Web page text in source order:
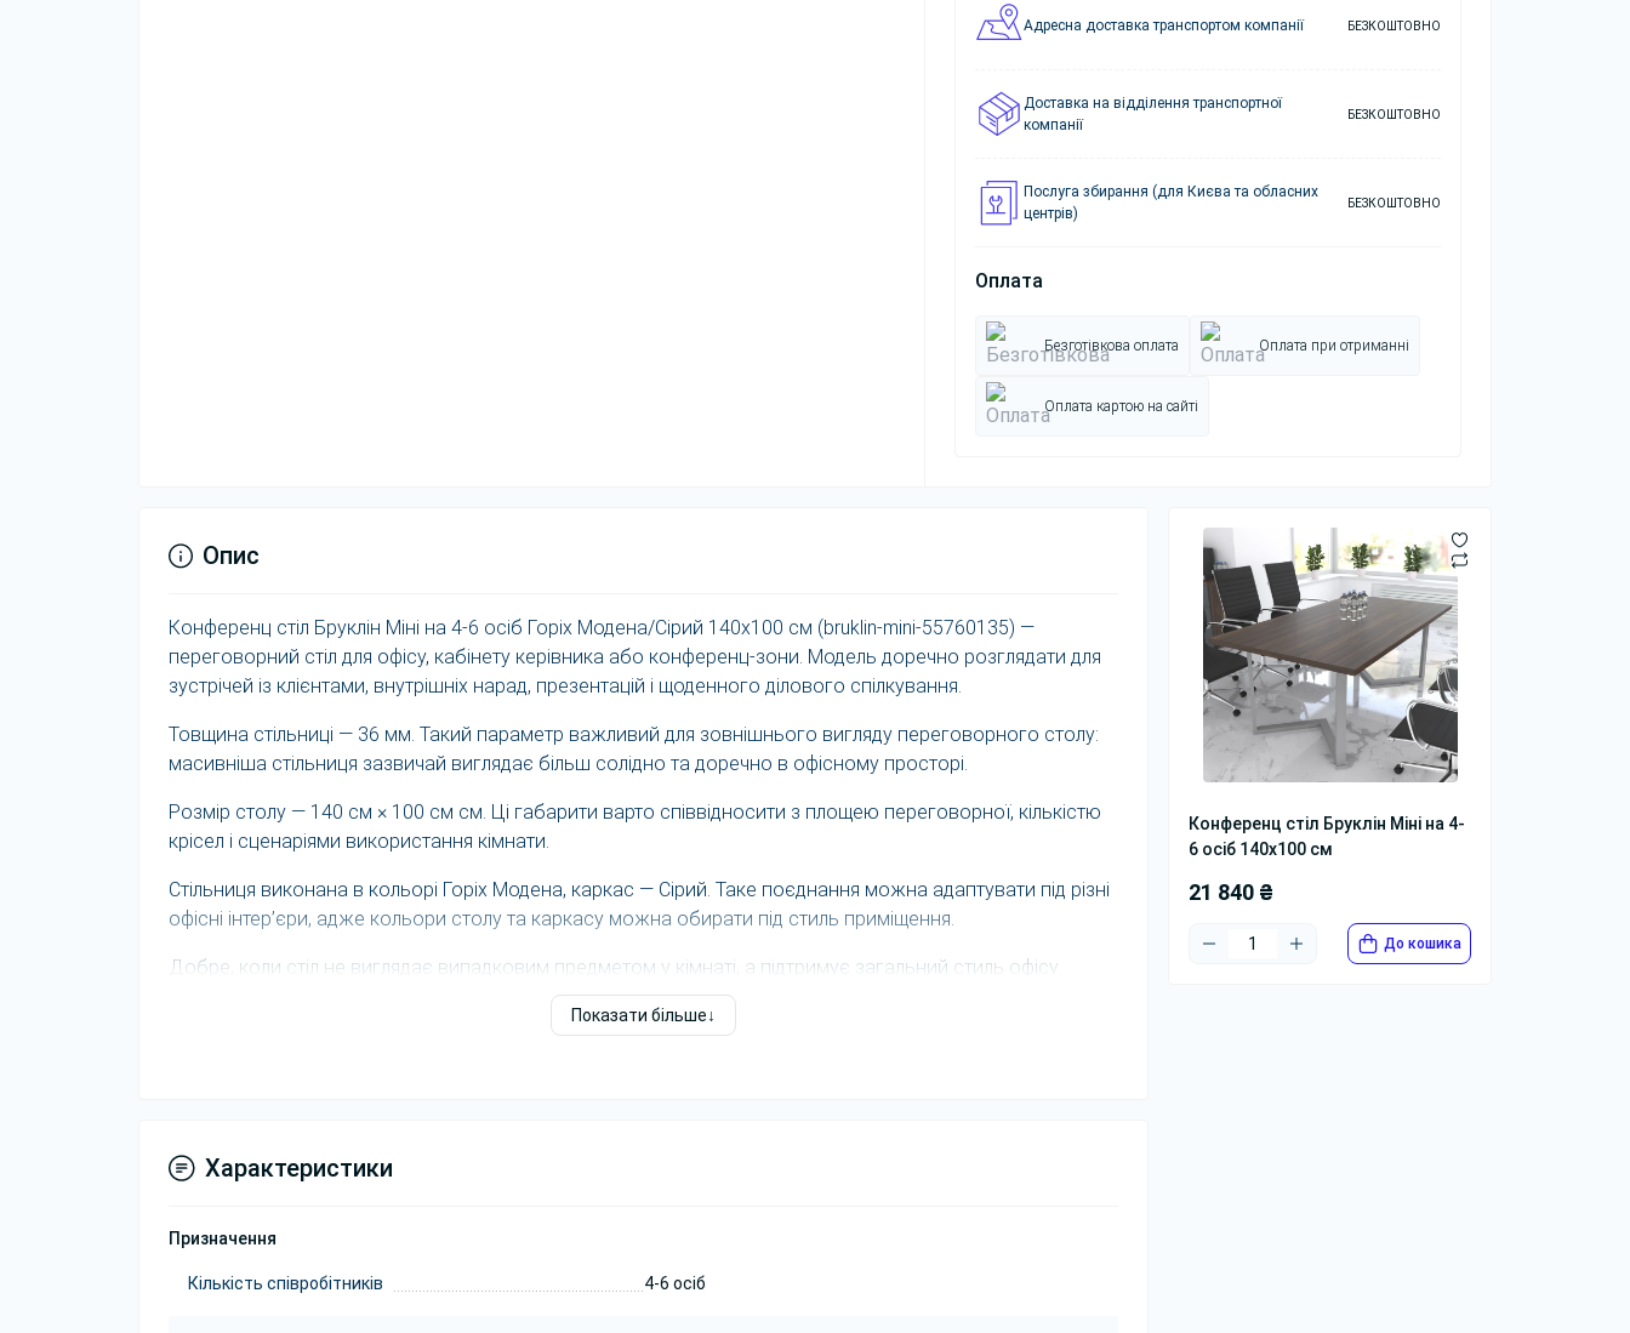
Адресна доставка транспортом компанії БЕЗКОШТОВНО
Доставка на відділення транспортної
компанії
БЕЗКОШТОВНО
Послуга збирання (для Києва та обласних
центрів)
БЕЗКОШТОВНО
Оплата
Безготівкова оплата Оплата при отриманні
Оплата картою на сайті
Конференц стіл Бруклін Міні на 4-
6 осіб 140x100 см
21 840 ₴
До кошика
Опис
Конференц стіл Бруклін Міні на 4-6 осіб Горіх Модена/Сірий 140x100 см (bruklin-mini-55760135) —
переговорний стіл для офісу, кабінету керівника або конференц-зони. Модель доречно розглядати для
зустрічей із клієнтами, внутрішніх нарад, презентацій і щоденного ділового спілкування.
Товщина стільниці — 36 мм. Такий параметр важливий для зовнішнього вигляду переговорного столу:
масивніша стільниця зазвичай виглядає більш солідно та доречно в офісному просторі.
Розмір столу — 140 см × 100 см см. Ці габарити варто співвідносити з площею переговорної, кількістю
крісел і сценаріями використання кімнати.
Стільниця виконана в кольорі Горіх Модена, каркас — Сірий. Таке поєднання можна адаптувати під різні
офісні інтер’єри, адже кольори столу та каркасу можна обирати під стиль приміщення.
Добре, коли стіл не виглядає випадковим предметом у кімнаті, а підтримує загальний стиль офісу.
Для багатьох керівників переговорна кімната є продовженням корпоративного стилю компанії.
додають легкості, темні — статусності, а деревні декори створюють тепліший офісний настрій.
осіб,на 12 осіб
Як оцінити розміщення в кімнаті
Показати більше
Характеристики
Призначення
Кількість співробітників 4-6 осіб